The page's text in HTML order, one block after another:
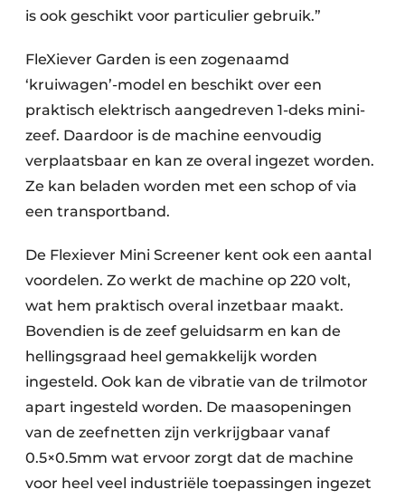
Medisch afval
Metaalrecyclage
Papierafval
Textielrecyclage
is ook geschikt voor particulier gebruik.”
FleXiever Garden is een zogenaamd
‘kruiwagen’-model en beschikt over een
praktisch elektrisch aangedreven 1-deks mini-
zeef. Daardoor is de machine eenvoudig
verplaatsbaar en kan ze overal ingezet worden.
Ze kan beladen worden met een schop of via
een transportband.
De Flexiever Mini Screener kent ook een aantal
voordelen. Zo werkt de machine op 220 volt,
wat hem praktisch overal inzetbaar maakt.
Bovendien is de zeef geluidsarm en kan de
hellingsgraad heel gemakkelijk worden
ingesteld. Ook kan de vibratie van de trilmotor
apart ingesteld worden. De maasopeningen
van de zeefnetten zijn verkrijgbaar vanaf
0.5×0.5mm wat ervoor zorgt dat de machine
voor heel veel industriële toepassingen ingezet